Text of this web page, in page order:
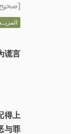
[
谎言
得上
与罪